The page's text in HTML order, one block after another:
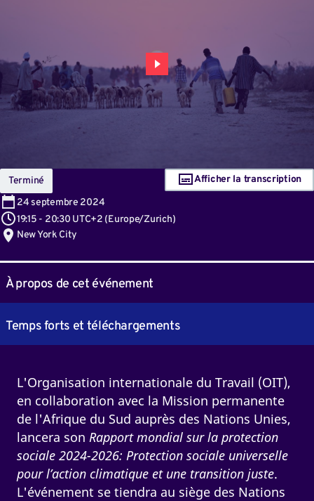
Terminé
24septembre 2024
19:15 - 20:30 UTC+2 (Europe/Zurich)
New York City
Afficher la transcription
À propos de cet événement
Temps forts et téléchargements
L'Organisation internationale du Travail (OIT),
en collaboration avec la Mission permanente
de l'Afrique du Sud auprès des Nations Unies,
lancera son Rapport mondial sur la protection
sociale 2024-2026: Protection sociale universelle
pour l’action climatique et une transition juste.
L'événement se tiendra au siège des Nations